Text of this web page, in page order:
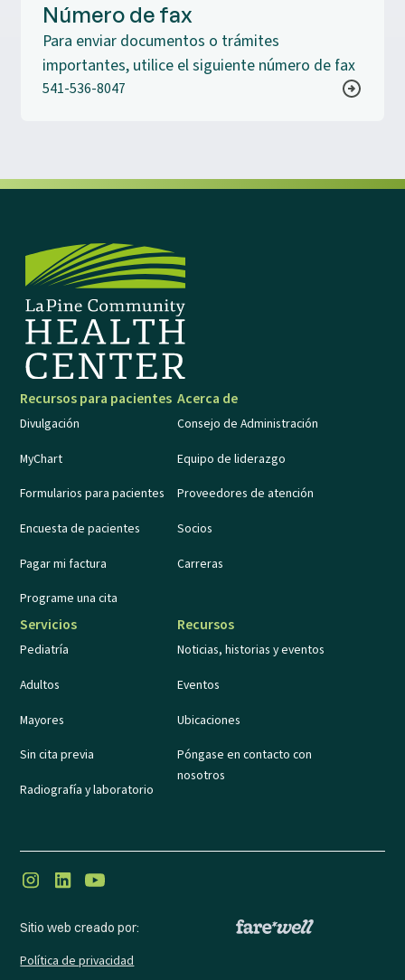
Número de fax
Para enviar documentos o trámites
importantes, utilice el siguiente número de fax
541-536-8047
Recursos para pacientes
Divulgación
MyChart
Formularios para pacientes
Encuesta de pacientes
Pagar mi factura
Programe una cita
Acerca de
Consejo de Administración
Equipo de liderazgo
Proveedores de atención
Socios
Carreras
Servicios
Pediatría
Adultos
Mayores
Sin cita previa
Radiografía y laboratorio
Recursos
Noticias, historias y eventos
Eventos
Ubicaciones
Póngase en contacto con
nosotros
Sitio web creado por:
Política de privacidad